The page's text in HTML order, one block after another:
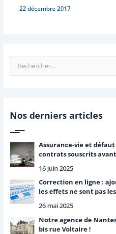
22 décembre 2017
e
r
h
e
r
Nos derniers articles
Assurance-vie et
contrats souscrits
16 juin 2025
Correction en ligne :
les effets ne sont pas
26 mai 2025
Notre agence de
bis rue Voltaire !